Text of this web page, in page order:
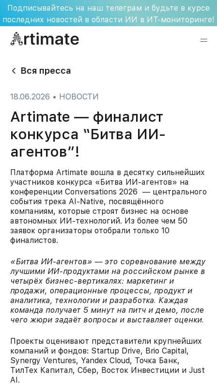
Skip
to
content
Подписывайтесь на наш телеграм и будьте в курсе
последних новостей в области ИИ в ИТ-мониторинге!
Вся пресса
18.06.2026 • НОВОСТИ
Artimate — финалист
конкурса “Битва ИИ-
агентов”!
Платформа Artimate вошла в десятку сильнейших
участников конкурса «Битва ИИ-агентов» на
конференции Conversations 2026 — центрального
события трека AI-Native, посвящённого
компаниям, которые строят бизнес на основе
автономных ИИ-технологий. Из более чем 50
заявок организаторы отобрали только 10
финалистов.
«Битва ИИ-агентов» — это соревнование между
лучшими ИИ-продуктами на российском рынке в
четырёх бизнес-вертикалях: маркетинг и
продажи, операционные процессы, продукт и
аналитика, технологии и разработка. Каждая
команда получает 5 минут на питч и демо, после
чего жюри задаёт вопросы и выставляет оценки.
Проекты оценивают представители крупнейших
компаний и фондов: Startup Drive, Brio Capital,
Synergy Ventures, Yandex Cloud, Точка Банк,
ТилТех Капитал, Сбер, Восток Инвестиции и Just
AI.